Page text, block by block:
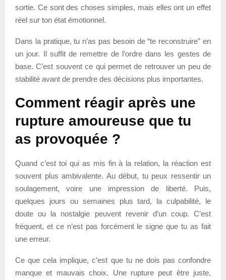
sortie. Ce sont des choses simples, mais elles ont un effet
réel sur ton état émotionnel.
Dans la pratique, tu n’as pas besoin de “te reconstruire” en
un jour. Il suffit de remettre de l’ordre dans les gestes de
base. C’est souvent ce qui permet de retrouver un peu de
stabilité avant de prendre des décisions plus importantes.
Comment réagir après une
rupture amoureuse que tu
as provoquée ?
Quand c’est toi qui as mis fin à la relation, la réaction est
souvent plus ambivalente. Au début, tu peux ressentir un
soulagement, voire une impression de liberté. Puis,
quelques jours ou semaines plus tard, la culpabilité, le
doute ou la nostalgie peuvent revenir d’un coup. C’est
fréquent, et ce n’est pas forcément le signe que tu as fait
une erreur.
Ce que cela implique, c’est que tu ne dois pas confondre
manque et mauvais choix. Une rupture peut être juste,